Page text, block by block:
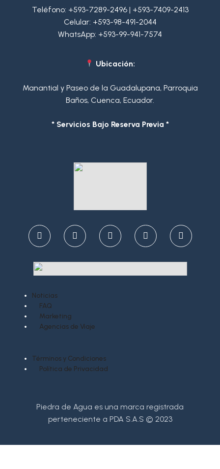
Teléfono: +593-7289-2496| +593-7409-2413
Celular: +593-98-491-2044
WhatsApp: +593-99-941-7574
Ubicación:
Manantial y Paseo de la Guadalupana, Parroquia
Baños, Cuenca, Ecuador.
* Servicios Bajo Reserva Previa *
Noticias
FAQ
Marketing
Agencias de Viaje
Términos y Condiciones
Política de Privacidad
Piedra de Agua es una marca registrada
perteneciente a PDA S.A.S © 2023